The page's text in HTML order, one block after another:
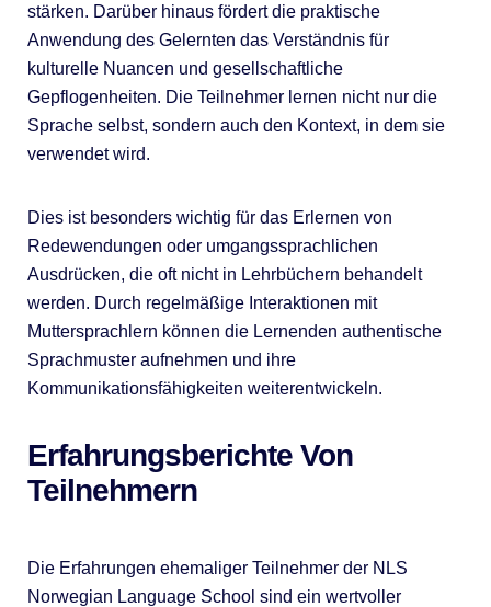
stärken. Darüber hinaus fördert die praktische
Anwendung des Gelernten das Verständnis für
kulturelle Nuancen und gesellschaftliche
Gepflogenheiten. Die Teilnehmer lernen nicht nur die
Sprache selbst, sondern auch den Kontext, in dem sie
verwendet wird.
Dies ist besonders wichtig für das Erlernen von
Redewendungen oder umgangssprachlichen
Ausdrücken, die oft nicht in Lehrbüchern behandelt
werden. Durch regelmäßige Interaktionen mit
Muttersprachlern können die Lernenden authentische
Sprachmuster aufnehmen und ihre
Kommunikationsfähigkeiten weiterentwickeln.
Erfahrungsberichte Von
Teilnehmern
Die Erfahrungen ehemaliger Teilnehmer der NLS
Norwegian Language School sind ein wertvoller